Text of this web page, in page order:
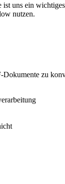
uns ein
nutzen.
zu